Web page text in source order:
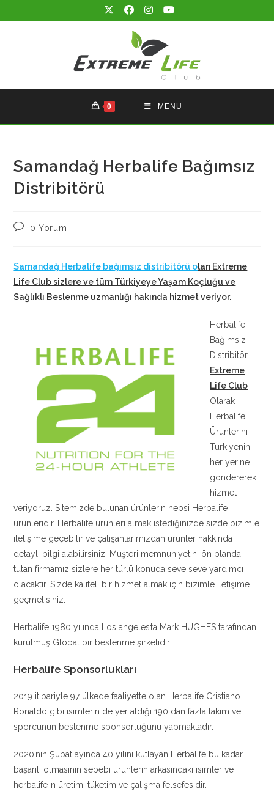
to
0 MENU
Samandağ Herbalife Bağımsız
Distribitörü
Post0 Yorum
Samandağ Herbalife bağımsız distribitörü olan Extreme
Life Club sizlere ve tüm Türkiyeye Yaşam Koçluğu ve
Sağlıklı Beslenme uzmanlığı hakında hizmet veriyor.
Herbalife
Bağımsız
Distribitör
Extreme
Life Club
Olarak
Herbalife
Ürünlerini
Türkiyenin
her yerine
göndererek
hizmet
veriyoruz. Sitemizde bulunan ürünlerin hepsi Herbalife
ürünleridir. Herbalife ürünleri almak istediğinizde sizde bizimle
iletişime geçebilir ve çalışanlarımızdan ürünler hakkında
detaylı bilgi alabilirsiniz. Müşteri memnuniyetini ön planda
tutan firmamız sizlere her türlü konuda seve seve yardımcı
olacaktır. Sizde kaliteli bir hizmet almak için bizimle iletişime
geçmelisiniz.
Herbalife 1980 yılında Los angeles’ta Mark HUGHES tarafından
kurulmuş Global bir beslenme şirketidir.
Herbalife Sponsorlukları
2019 itibariyle 97 ülkede faaliyette olan Herbalife Cristiano
Ronaldo gibi isimlerin de yer aldığı 190 dan fazla takım ve
sporcunun beslenme sponsorluğunu yapmaktadır.
2020’nin Şubat ayında 40 yılını kutlayan Herbalife bu kadar
başarılı olmasının sebebi ürünlerin arkasındaki isimler ve
herbalife’ın üretim, tüketim ve çalışma felsefesidir.